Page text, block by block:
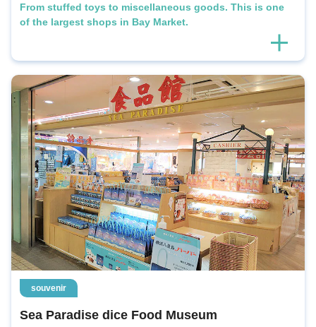
From stuffed toys to miscellaneous goods. This is one
of the largest shops in Bay Market.
souvenir
Sea Paradise dice Food Museum